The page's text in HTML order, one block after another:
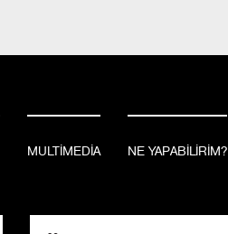
MULTİMEDİA NE YAPABİLİRİM?